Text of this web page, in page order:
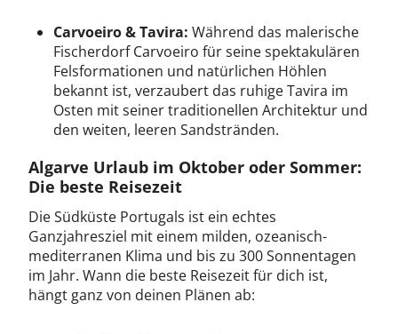
Carvoeiro & Tavira: Während das malerische
Fischerdorf Carvoeiro für seine spektakulären
Felsformationen und natürlichen Höhlen
bekannt ist, verzaubert das ruhige Tavira im
Osten mit seiner traditionellen Architektur und
den weiten, leeren Sandstränden.
Algarve Urlaub im Oktober oder Sommer:
Die beste Reisezeit
Die Südküste Portugals ist ein echtes
Ganzjahresziel mit einem milden, ozeanisch-
mediterranen Klima und bis zu 300 Sonnentagen
im Jahr. Wann die beste Reisezeit für dich ist,
hängt ganz von deinen Plänen ab: